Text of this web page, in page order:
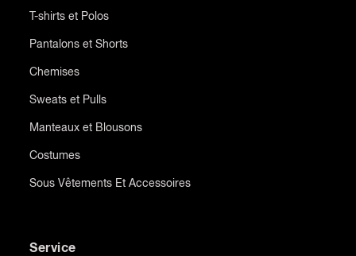
T-shirts et Polos
Pantalons et Shorts
Chemises
Sweats et Pulls
Manteaux et Blousons
Costumes
Sous Vêtements Et Accessoires
Service